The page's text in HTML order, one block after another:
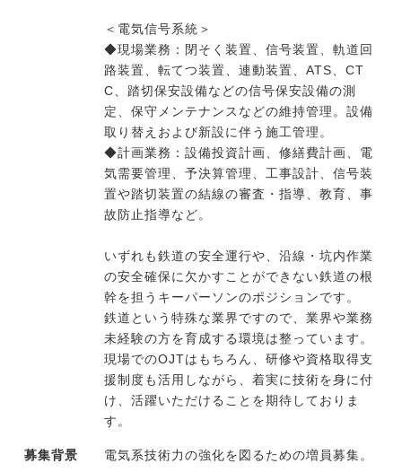
＜電気信号系統＞
◆現場業務：閉そく装置、信号装置、軌道回
路装置、転てつ装置、連動装置、ATS、CT
C、踏切保安設備などの信号保安設備の測
定、保守メンテナンスなどの維持管理。設備
取り替えおよび新設に伴う施工管理。
◆計画業務：設備投資計画、修繕費計画、電
気需要管理、予決算管理、工事設計、信号装
置や踏切装置の結線の審査・指導、教育、事
故防止指導など。
いずれも鉄道の安全運行や、沿線・坑内作業
の安全確保に欠かすことができない鉄道の根
幹を担うキーパーソンのポジションです。
鉄道という特殊な業界ですので、業界や業務
未経験の方を育成する環境は整っています。
現場でのOJTはもちろん、研修や資格取得支
援制度も活用しながら、着実に技術を身に付
け、活躍いただけることを期待しておりま
す。
募集背景 電気系技術力の強化を図るための増員募集。